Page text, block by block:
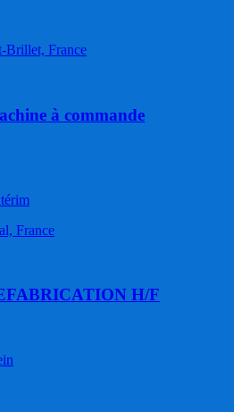
Brillet, France
à commande
France
H/F